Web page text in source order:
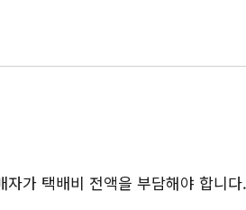
가 택배비 전액을 부담해야 합니